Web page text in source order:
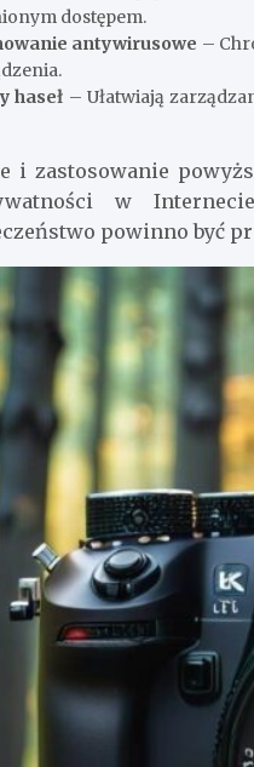
dostępem.
antywirusowe –
haseł – Ułatwiają
i zastosowanie
w
powinno być